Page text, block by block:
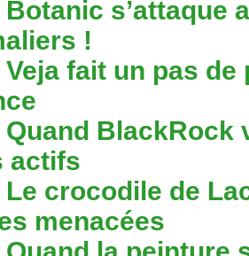
Botanic s’attaque
!
Veja fait un pas de
Quand BlackRock
actifs
Le crocodile de
menacées